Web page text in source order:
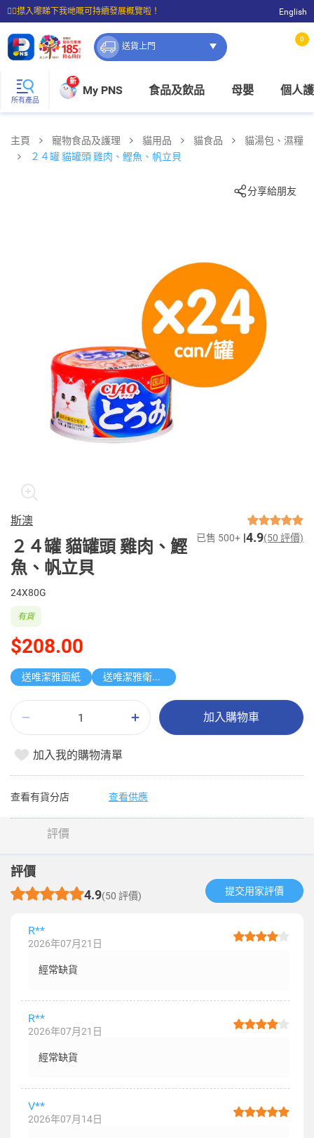
☝🏼㩒入嚟睇下我哋嘅可持續發展概覽啦！
⭐購物滿$399即享免費送貨；滿$100即可免費店取。
English
送貨上門
0
所有產品
新
My PNS 食品及飲品 母嬰 個人
主頁 寵物食品及護理 貓用品 貓食品
貓湯包、濕糧
２４罐 貓罐頭 雞肉、鰹魚、帆立貝
分享給朋友
斯澳
２４罐 貓罐頭 雞肉、鰹
魚、帆立貝
已售 500+ 4.9(50 評價)
24X80G
$208.00
有貨
送唯潔雅面紙 送唯潔雅衛生紙原箱
加入購物車
加入我的購物清單
查看有貨分店 查看供應
評價
評價
4.9(50 評價) 提交用家評價​
R**
2026年07月21日
經常缺貨
R**
2026年07月21日
經常缺貨
V**
2026年07月14日